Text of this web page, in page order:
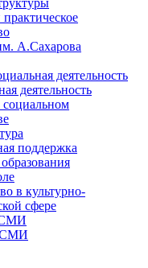
А.Сахарова
деятельность
деятельность
поддержка
в культурно-
сфере
СМИ
СМИ